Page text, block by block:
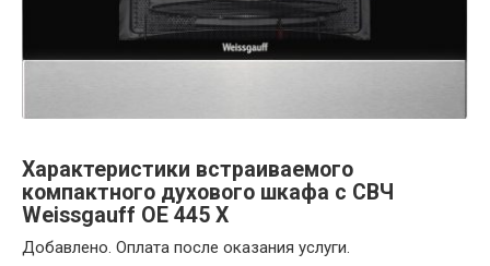
Характеристики встраиваемого
компактного духового шкафа с СВЧ
Weissgauff OE 445 X
Добавлено. Оплата после оказания услуги.